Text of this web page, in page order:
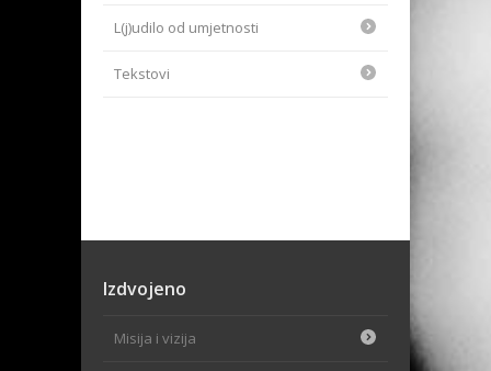
L(j)udilo od umjetnosti
Tekstovi
Izdvojeno
Misija i vizija